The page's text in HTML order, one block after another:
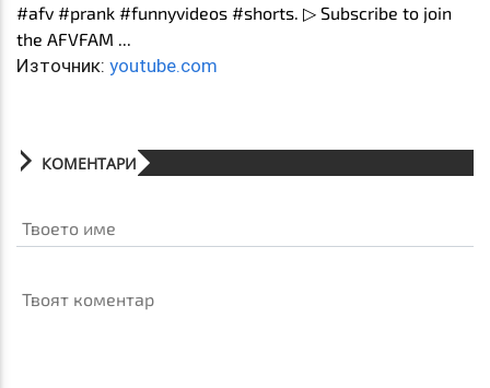
#afv #prank #funnyvideos #shorts. ▷ Subscribe to join
the AFVFAM ...
Източник: youtube.com
КОМЕНТАРИ
Твоето име
Твоят коментар